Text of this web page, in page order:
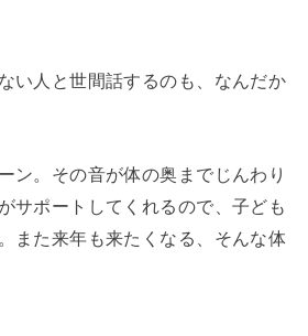
い人と世間話するのも、なんだか
ン。その音が体の奥までじんわり
サポートしてくれるので、子ども
また来年も来たくなる、そんな体